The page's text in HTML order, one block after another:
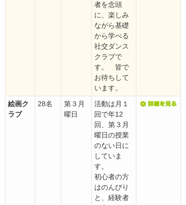
者を念頭
に、楽しみ
ながら基礎
から学べる
社交ダンス
クラブで
す。 皆で
お待ちして
います。
絵画ク
ラブ
28名
第３月
曜日
活動は月１
回で年12
回、第３月
曜日の授業
のない日に
していま
す。
初心者の方
はのんびり
と、経験者